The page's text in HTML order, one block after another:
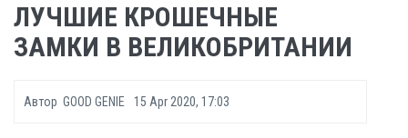
ЛУЧШИЕ КРОШЕЧНЫЕ
ЗАМКИ В ВЕЛИКОБРИТАНИИ
Автор GOOD GENIE 15 Apr 2020, 17:03